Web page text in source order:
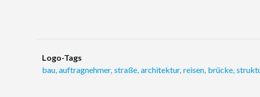
Logo-Tags
bau, auftragnehmer, straße, architektur, reisen, brücke,